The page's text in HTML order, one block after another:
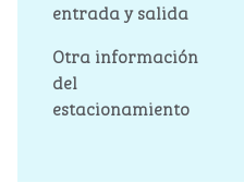
entrada y salida
Otra información
del
estacionamiento